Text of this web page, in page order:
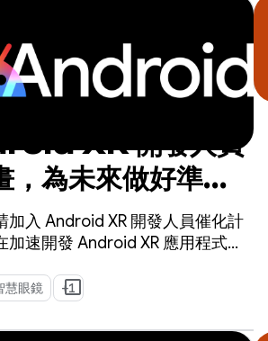
XR 開發人員
，為未來做好準
請！
加入 Android XR 開發人員催化計
速開發 Android XR 應用程式，
慧眼鏡 +1